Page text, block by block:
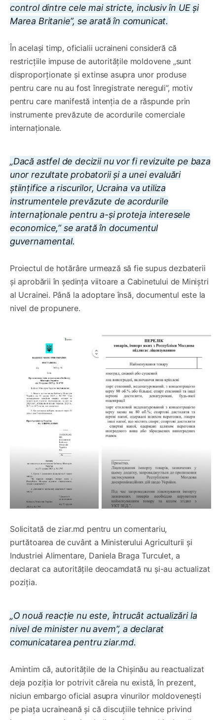
control dintre cele mai stricte, inclusiv în UE și
Marea Britanie”, se arată în comunicat.
În același timp, oficialii ucraineni consideră că
restricțiile impuse de autoritățile moldovene „sunt
disproporționate și extinse asupra unor produse
pentru care nu au fost înregistrate nereguli”, motiv
pentru care manifestă intenția de a răspunde prin
instrumente prevăzute de acordurile comerciale
internaționale.
„Dacă astfel de decizii nu vor fi revizuite pe baza
unor rezultate probatorii și a unei evaluări
științifice a riscurilor, Ucraina va utiliza
instrumentele prevăzute de acordurile
internaționale pentru a-și proteja interesele
economice,” se arată în documentul
guvernamental.
Proiectul de hotărâre urmează să fie supus dezbaterii
și aprobării în ședința viitoare a Cabinetului de Miniștri
al Ucrainei. Până la adoptare însă, documentul este la
nivel de propunere.
Solicitată de ziar.md pentru un comentariu,
purtătoarea de cuvânt a Ministerului Agriculturii și
Industriei Alimentare, Daniela Braga Turculet, a
declarat ca autoritățile deocamdată nu și-au actualizat
poziția.
„O nouă reacție nu este, întrucât actualizări la
nivel de minister nu avem”, a declarat
comunicatarea pentru ziar.md.
Amintim că, autoritățile de la Chișinău au reactualizat
deja poziția lor potrivit căreia nu există, în prezent,
niciun embargo oficial asupra vinurilor moldovenești
pe piața ucraineană și că discuțiile tehnice privind